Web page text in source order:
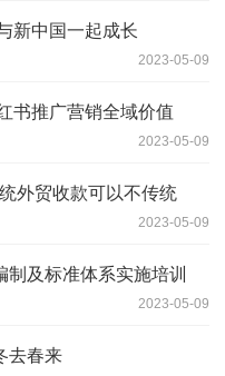
新中国一起成长
2023-05-09
书推广营销全域价值
2023-05-09
外贸收款可以不传统
2023-05-09
及标准体系实施培训
2023-05-09
去春来